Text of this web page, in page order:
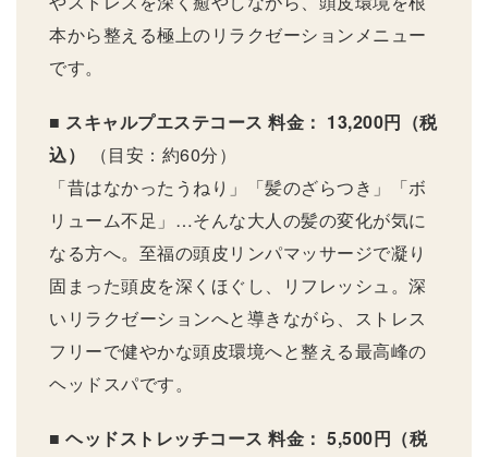
本から整える極上のリラクゼーションメニュー
です。
■ スキャルプエステコース 料金： 13,200円（税
込）
（目安：約60分）
「昔はなかったうねり」「髪のざらつき」「ボ
リューム不足」…そんな大人の髪の変化が気に
なる方へ。至福の頭皮リンパマッサージで凝り
固まった頭皮を深くほぐし、リフレッシュ。深
いリラクゼーションへと導きながら、ストレス
フリーで健やかな頭皮環境へと整える最高峰の
ヘッドスパです。
■ ヘッドストレッチコース 料金： 5,500円（税